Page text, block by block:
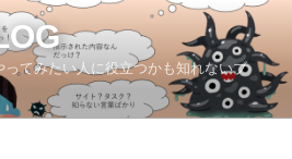
てみたい人に役立つかも知れないブ